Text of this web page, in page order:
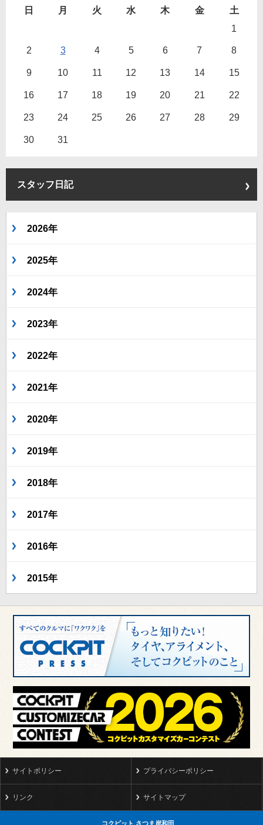
日 月 火 水 木 金
土
1
2 3 4 5 6 7 8
9 10 11 12 13 14 15
16 17 18 19 20 21 22
23 24 25 26 27 28 29
30 31
スタッフ日記
2026年
2025年
2024年
2023年
2022年
2021年
2020年
2019年
2018年
2017年
2016年
2015年
サイトポリシー プライバシーポリシー
リンク サイトマップ
コクピット さつま岸和田